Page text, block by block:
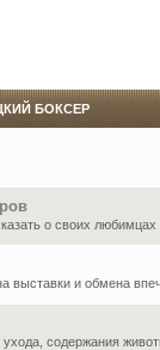
БОКСЕР
о своих любимцах
выставки и обмена
содержания